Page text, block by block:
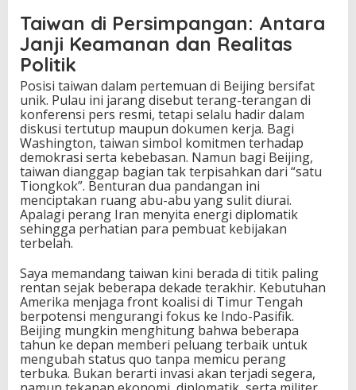
Taiwan di Persimpangan: Antara
Janji Keamanan dan Realitas
Politik
Posisi taiwan dalam pertemuan di Beijing bersifat
unik. Pulau ini jarang disebut terang-terangan di
konferensi pers resmi, tetapi selalu hadir dalam
diskusi tertutup maupun dokumen kerja. Bagi
Washington, taiwan simbol komitmen terhadap
demokrasi serta kebebasan. Namun bagi Beijing,
taiwan dianggap bagian tak terpisahkan dari “satu
Tiongkok”. Benturan dua pandangan ini
menciptakan ruang abu-abu yang sulit diurai.
Apalagi perang Iran menyita energi diplomatik
sehingga perhatian para pembuat kebijakan
terbelah.
Saya memandang taiwan kini berada di titik paling
rentan sejak beberapa dekade terakhir. Kebutuhan
Amerika menjaga front koalisi di Timur Tengah
berpotensi mengurangi fokus ke Indo-Pasifik.
Beijing mungkin menghitung bahwa beberapa
tahun ke depan memberi peluang terbaik untuk
mengubah status quo tanpa memicu perang
terbuka. Bukan berarti invasi akan terjadi segera,